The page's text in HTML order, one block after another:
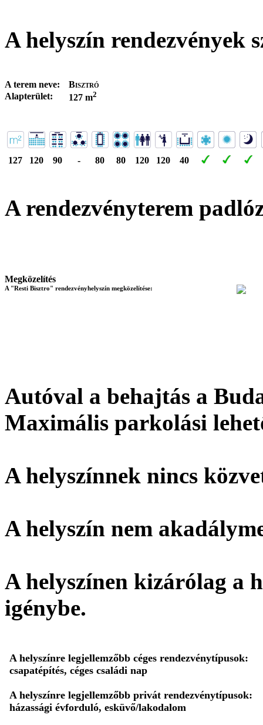
A helyszín rendezvények
A terem neve:
Bisztró
Alapterület:
127 m2
127 120 90 - 80 80 120 120 40
A rendezvényterem
Megközelítés
A "Resti Bisztro" rendezvényhelyszín megközelítése:
Autóval a behajtás a
Maximális parkolási
A helyszínnek nincs
A helyszín nem
A helyszínen kizárólag a
igénybe.
A helyszínre legjellemzőbb céges rendezvénytípusok:
csapatépítés, céges családi nap
A helyszínre legjellemzőbb privát rendezvénytípusok:
házassági évforduló, esküvő/lakodalom